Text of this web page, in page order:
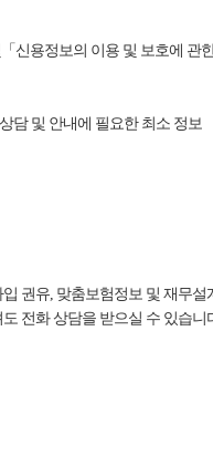
신용정보의 이용 및 보호에
담 및 안내에 필요한 최소 정보
권유, 맞춤보험정보 및 재무
전화 상담을 받으실 수 있습니